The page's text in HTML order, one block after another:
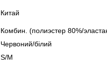
Китай
Комбин. (полиэстер 80%/
Червоний/білий
S/M